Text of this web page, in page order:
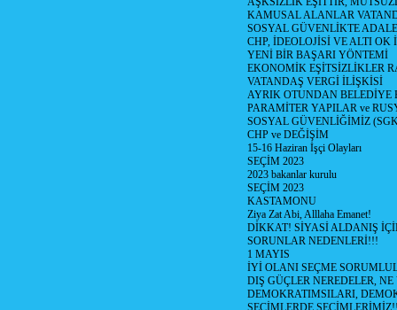
KAMUSAL ALANLAR
SOSYAL GÜVENLİKTE
CHP, İDEOLOJİSİ VE ALTI OK
YENİ BİR BAŞARI YÖNTEMİ
EKONOMİK EŞİTSİZLİKLER
VATANDAŞ VERGİ İLİŞKİSİ
AYRIK OTUNDAN
PARAMİTER YAPILAR ve
SOSYAL GÜVENLİĞİMİZ
CHP ve DEĞİŞİM
15-16 Haziran İşçi Olayları
SEÇİM 2023
2023 bakanlar kurulu
SEÇİM 2023
KASTAMONU
Ziya Zat Abi, Alllaha Emanet!
DİKKAT! SİYASİ ALDANIŞ
SORUNLAR NEDENLERİ!!!
1 MAYIS
İYİ OLANI SEÇME
DIŞ GÜÇLER NEREDELER,
DEMOKRATIMSILARI,
SEÇİMLERDE